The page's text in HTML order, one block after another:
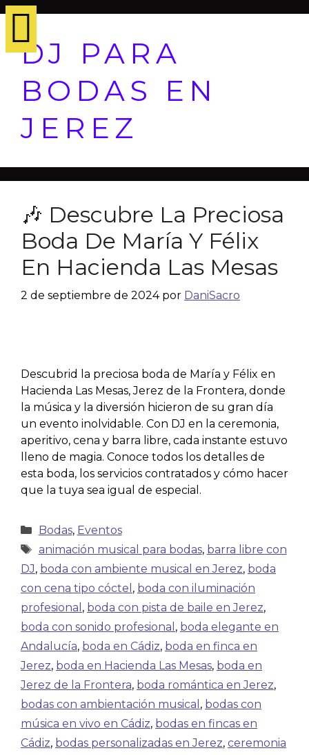
DJ PARA
BODAS EN
JEREZ
🎶 Descubre La Preciosa
Boda De María Y Félix
En Hacienda Las Mesas
2 de septiembre de 2024 por DaniSacro
Descubrid la preciosa boda de María y Félix en
Hacienda Las Mesas, Jerez de la Frontera, donde
la música y la diversión hicieron de su gran día
un evento inolvidable. Con DJ en la ceremonia,
aperitivo, cena y barra libre, cada instante estuvo
lleno de magia. Conoce todos los detalles de
esta boda, los servicios contratados y cómo hacer
que la tuya sea igual de especial.
Bodas, Eventos
animación musical para bodas, barra libre con
DJ, boda con ambiente musical en Jerez, boda
con cena tipo cóctel , boda con iluminación
profesional , boda con pista de baile en Jerez,
boda con sonido profesional , boda elegante en
Andalucía, boda en Cádiz, boda en finca en
Jerez, boda en Hacienda Las Mesas, boda en
Jerez de la Frontera, boda romántica en Jerez,
bodas con ambientación musical , bodas con
música en vivo en Cádiz, bodas en fincas en
Cádiz, bodas personalizadas en Jerez, ceremonia